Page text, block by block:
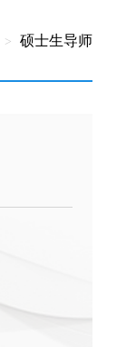
硕士生导师